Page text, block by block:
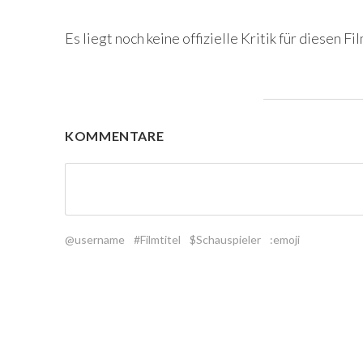
Es liegt noch keine offizielle Kritik für diesen
KOMMENTARE
@username #Filmtitel $Schauspieler :emoji